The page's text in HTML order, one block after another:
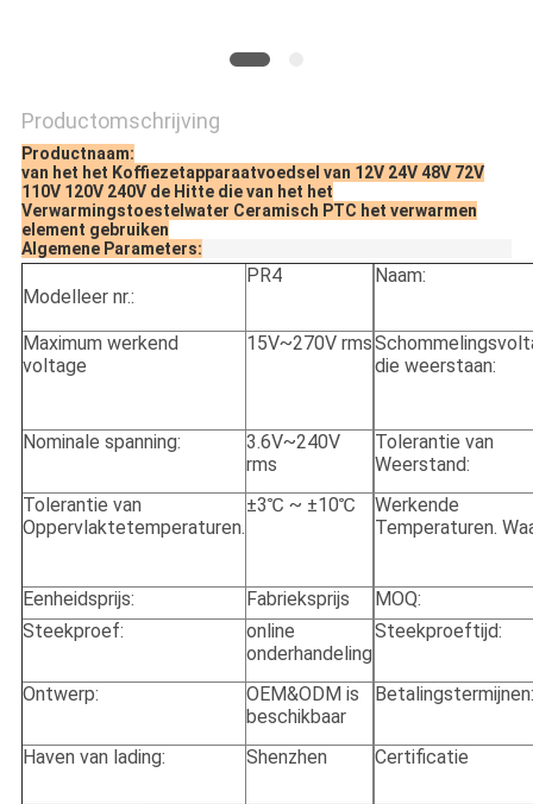
Productomschrijving
Productnaam:
van het het Koffiezetapparaatvoedsel van 12V 24V 48V 72V
110V 120V 240V de Hitte die van het het
Verwarmingstoestelwater Ceramisch PTC het verwarmen
element gebruiken
Algemene Parameters:
Modelleer nr.:
PR4 Naam:
Maximum werkend
voltage
15V~270V rms
die weerstaan:
Nominale spanning:
3.6V~240V
rms
Tolerantie van
Weerstand:
Tolerantie van
Oppervlaktetemperaturen.
±3℃ ~ ±10℃
Werkende
Temperaturen.
Eenheidsprijs: Fabrieksprijs
MOQ:
Steekproef:
online
onderhandeling
Steekproeftijd:
Ontwerp:
OEM&ODM is
beschikbaar
Betalingstermijnen:
Haven van lading: Shenzhen Certificatie